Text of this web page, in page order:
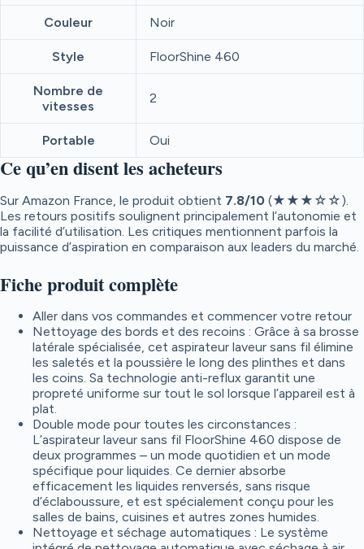
Couleur Noir
Style FloorShine 460
Nombre de
vitesses
2
Portable Oui
Ce qu’en disent les acheteurs
Sur Amazon France, le produit obtient 7.8/10 (★★★☆☆).
Les retours positifs soulignent principalement l’autonomie et
la facilité d’utilisation. Les critiques mentionnent parfois la
puissance d’aspiration en comparaison aux leaders du marché.
Fiche produit complète
Aller dans vos commandes et commencer votre retour
Nettoyage des bords et des recoins : Grâce à sa brosse
latérale spécialisée, cet aspirateur laveur sans fil élimine
les saletés et la poussière le long des plinthes et dans
les coins. Sa technologie anti-reflux garantit une
propreté uniforme sur tout le sol lorsque l’appareil est à
plat.
Double mode pour toutes les circonstances :
L’aspirateur laveur sans fil FloorShine 460 dispose de
deux programmes – un mode quotidien et un mode
spécifique pour liquides. Ce dernier absorbe
efficacement les liquides renversés, sans risque
d’éclaboussure, et est spécialement conçu pour les
salles de bains, cuisines et autres zones humides.
Nettoyage et séchage automatiques : Le système